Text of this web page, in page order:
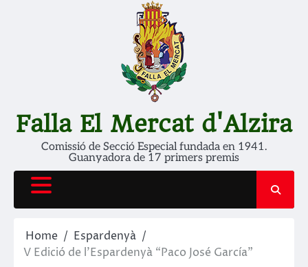
Falla El Mercat d'Alzira
Comissió de Secció Especial fundada en 1941.
Guanyadora de 17 primers premis
Home
Espardenyà
V Edició de l’Espardenyà “Paco José García”